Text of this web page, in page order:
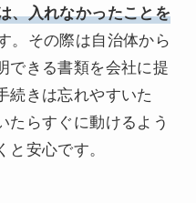
、入れなかったことを
。その際は自治体から
できる書類を会社に提
続きは忘れやすいた
たらすぐに動けるよう
安心です。